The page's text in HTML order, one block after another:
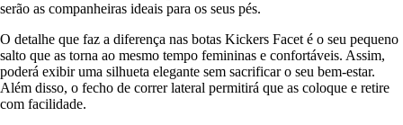
serão as companheiras ideais para os seus pés.
O detalhe que faz a diferença nas botas Kickers Facet é o seu pequeno
salto que as torna ao mesmo tempo femininas e confortáveis. Assim,
poderá exibir uma silhueta elegante sem sacrificar o seu bem-estar.
Além disso, o fecho de correr lateral permitirá que as coloque e retire
com facilidade.